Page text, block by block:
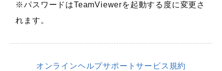
※パスワードはTeamViewerを起動する度に変更さ
れます。
オンラインヘルプサポートサービス規約